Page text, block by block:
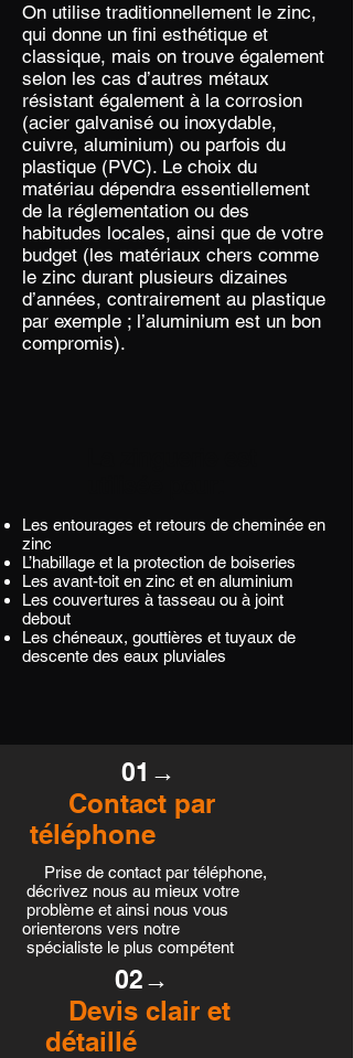
On utilise traditionnellement le zinc,
qui donne un fini esthétique et
classique, mais on trouve également
selon les cas d’autres métaux
résistant également à la corrosion
(acier galvanisé ou inoxydable,
cuivre, aluminium) ou parfois du
plastique (PVC). Le choix du
matériau dépendra essentiellement
de la réglementation ou des
habitudes locales, ainsi que de votre
budget (les matériaux chers comme
le zinc durant plusieurs dizaines
d’années, contrairement au plastique
par exemple ; l’aluminium est un bon
compromis).
Les entourages et retours de cheminée en
zinc
L’habillage et la protection de boiseries
Les avant-toit en zinc et en aluminium
Les couvertures à tasseau ou à joint
debout
Les chéneaux, gouttières et tuyaux de
descente des eaux pluviales
01→
Contact par
téléphone
Prise de contact par téléphone,
décrivez nous au mieux votre
problème et ainsi nous vous
orienterons vers notre
spécialiste le plus compétent
02→
Devis clair et
détaillé